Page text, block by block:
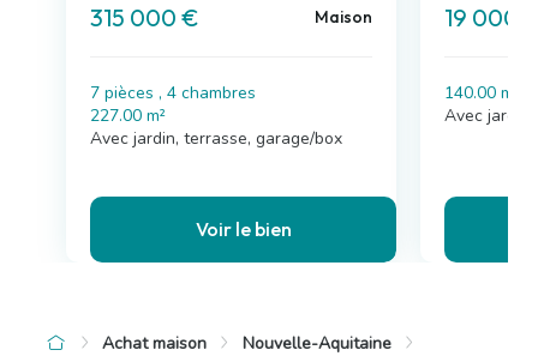
315 000 € Maison
7 pièces , 4 chambres
227.00 m²
Avec jardin, terrasse, garage/box
Voir le bien
19 000
140.00 m²
Avec jardin
Achat maison
Nouvelle-Aquitaine